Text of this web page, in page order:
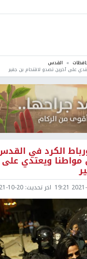
القدس
على آخرين تصدو لاقتحام بن جفير
الكرد في
مواطنا ويعتدي
2021- اخر تحديث: 10-20 19:22